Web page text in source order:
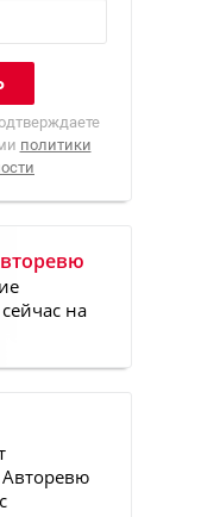
политики
на